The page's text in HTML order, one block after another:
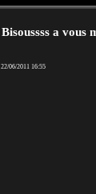
Bisoussss a vous
22/06/2011 16:55